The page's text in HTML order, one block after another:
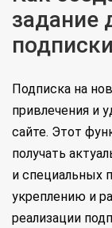
задание
Подписка на
привлечения и
сайте. Этот
получать
и специальных
укреплению и
реализации